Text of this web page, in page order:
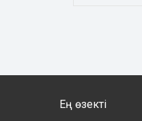
Ең өзекті